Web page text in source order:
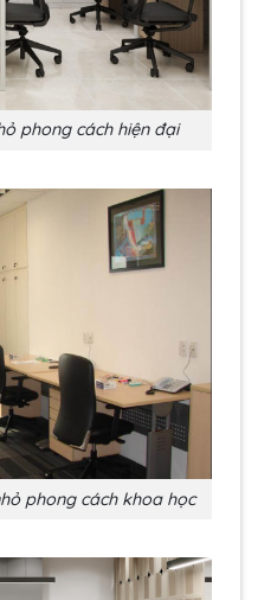
phong cách hiện đại
phong cách khoa học